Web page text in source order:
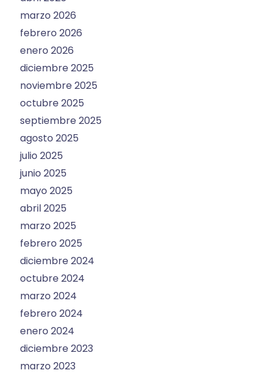
marzo 2026
febrero 2026
enero 2026
diciembre 2025
noviembre 2025
octubre 2025
septiembre 2025
agosto 2025
julio 2025
junio 2025
mayo 2025
abril 2025
marzo 2025
febrero 2025
diciembre 2024
octubre 2024
marzo 2024
febrero 2024
enero 2024
diciembre 2023
marzo 2023